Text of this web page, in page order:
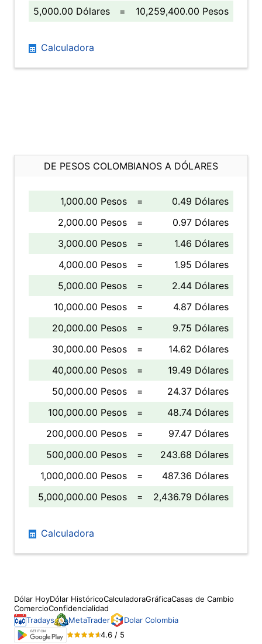
5,000.00 Dólares
= 10,259,400.00 Pesos
Calculadora
DE PESOS COLOMBIANOS A DÓLARES
1,000.00 Pesos =
0.49 Dólares
2,000.00 Pesos
=
0.97 Dólares
3,000.00 Pesos
=
1.46 Dólares
4,000.00 Pesos
=
1.95 Dólares
5,000.00 Pesos
=
2.44 Dólares
10,000.00 Pesos
=
4.87 Dólares
20,000.00 Pesos
=
9.75 Dólares
30,000.00 Pesos
=
14.62 Dólares
40,000.00 Pesos
=
19.49 Dólares
50,000.00 Pesos
=
24.37 Dólares
100,000.00 Pesos
=
48.74 Dólares
200,000.00 Pesos
=
97.47 Dólares
500,000.00 Pesos
=
243.68 Dólares
1,000,000.00 Pesos
=
487.36 Dólares
5,000,000.00 Pesos
= 2,436.79 Dólares
Calculadora
Dólar HoyDólar HistóricoCalculadoraGráficaCasas de Cambio
ComercioConfidencialidad
Tradays
MetaTrader
Dolar Colombia
4.6 / 5